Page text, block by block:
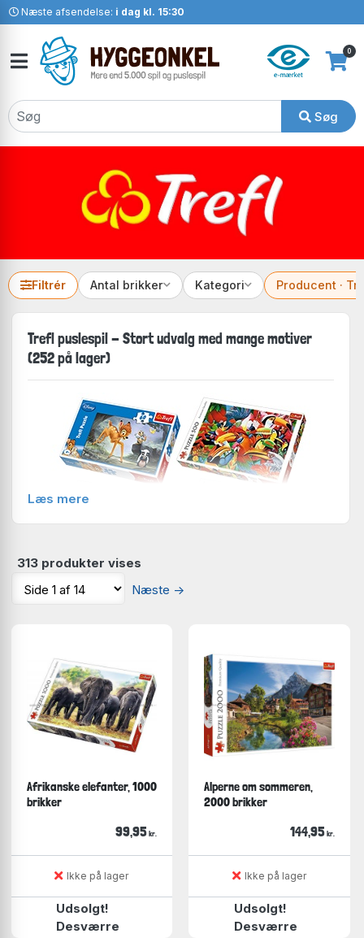
Næste afsendelse: i dag kl. 15:30
Søg
0
Filtrér Antal brikker Kategori Producent ·
Trefl puslespil - Stort udvalg med mange motiver
(252 på lager)
Her finder du mit store udvalg af puslespil fra Trefl.
Læs mere
313 produkter vises
Næste →
Afrikanske elefanter, 1000
brikker
99,95 kr.
Ikke på lager
Udsolgt!
Desværre
Alperne om sommeren,
2000 brikker
144,95 kr.
Ikke på lager
Udsolgt!
Desværre